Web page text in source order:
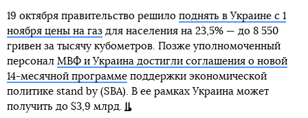
19 октября правительство решило поднять в Украине с 1
ноября цены на газ для населения на 23,5% — до 8 550
гривен за тысячу кубометров. Позже уполномоченный
персонал МВФ и Украина достигли соглашения о новой
14-месячной программе поддержки экономической
политике stand by (SBA). В ее рамках Украина может
получить до $3,9 млрд.